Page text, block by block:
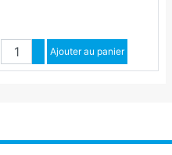
QuantitéAugmenter quantité
Diminuer quantité
Ajouter au panier